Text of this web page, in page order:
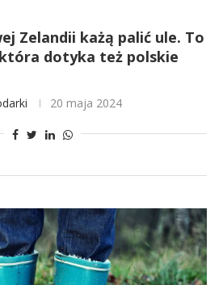
Zelandii każą palić ule. To
dotyka też polskie
20 maja 2024